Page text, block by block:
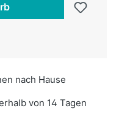
nach Hause
von 14 Tagen